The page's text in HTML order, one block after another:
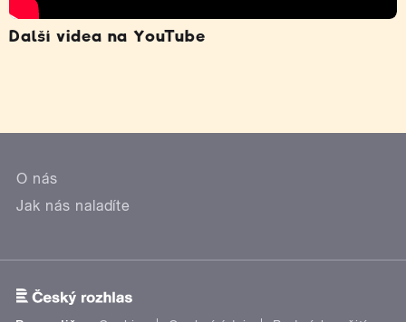
Další videa na YouTube
O nás
Jak nás naladíte